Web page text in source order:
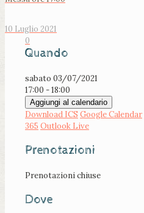
10 Luglio 2021
0
Quando
sabato 03/07/2021
17:00 - 18:00
Aggiungi al calendario
Download ICS Google Calendar
365 Outlook Live
Prenotazioni
Prenotazioni chiuse
Dove